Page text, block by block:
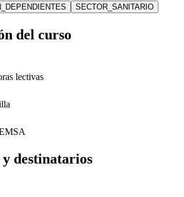
SECTOR_SANITARIO
del curso
lectivas
destinatarios